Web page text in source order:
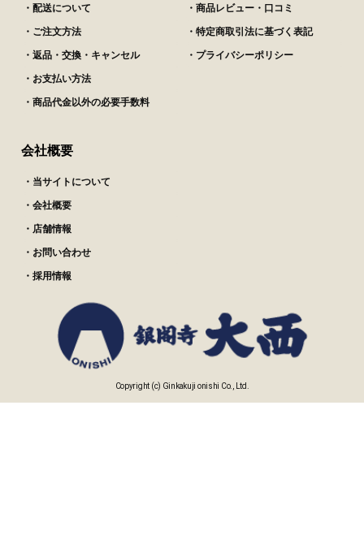
・配送について
・ご注文方法
・返品・交換・キャンセル
・お支払い方法
・商品代金以外の必要手数料
・商品レビュー・口コミ
・特定商取引法に基づく表記
・プライバシーポリシー
会社概要
・当サイトについて
・会社概要
・店舗情報
・お問い合わせ
・採用情報
Copyright (c) Ginkakuji onishi Co., Ltd.